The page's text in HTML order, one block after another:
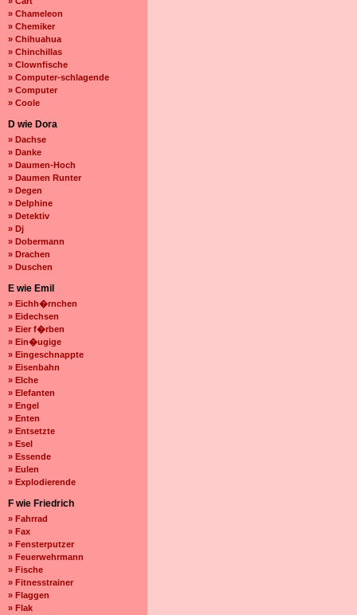
» Chameleon
» Chemiker
» Chihuahua
» Chinchillas
» Clownfische
» Computer-schlagende
» Computer
» Coole
D wie Dora
» Dachse
» Danke
» Daumen-Hoch
» Daumen Runter
» Degen
» Delphine
» Detektiv
» Dj
» Dobermann
» Drachen
» Duschen
E wie Emil
» Eichh�rnchen
» Eidechsen
» Eier f�rben
» Ein�ugige
» Eingeschnappte
» Eisenbahn
» Elche
» Elefanten
» Engel
» Enten
» Entsetzte
» Esel
» Essende
» Eulen
» Explodierende
F wie Friedrich
» Fahrrad
» Fax
» Fensterputzer
» Feuerwehrmann
» Fische
» Fitnesstrainer
» Flaggen
» Flak